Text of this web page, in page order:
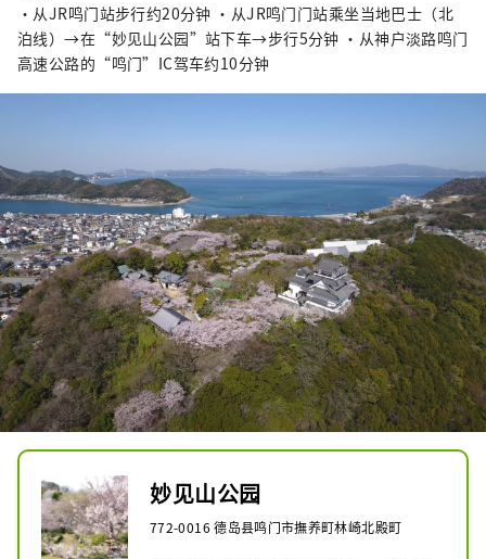
・从JR鸣门站步行约20分钟 ・从JR鸣门门站乘坐当地巴士（北
泊线）→在“妙见山公园”站下车→步行5分钟 ・从神户淡路鸣门
高速公路的“鸣门”IC驾车约10分钟
妙见山公园
772-0016 德岛县鸣门市撫养町林崎北殿町